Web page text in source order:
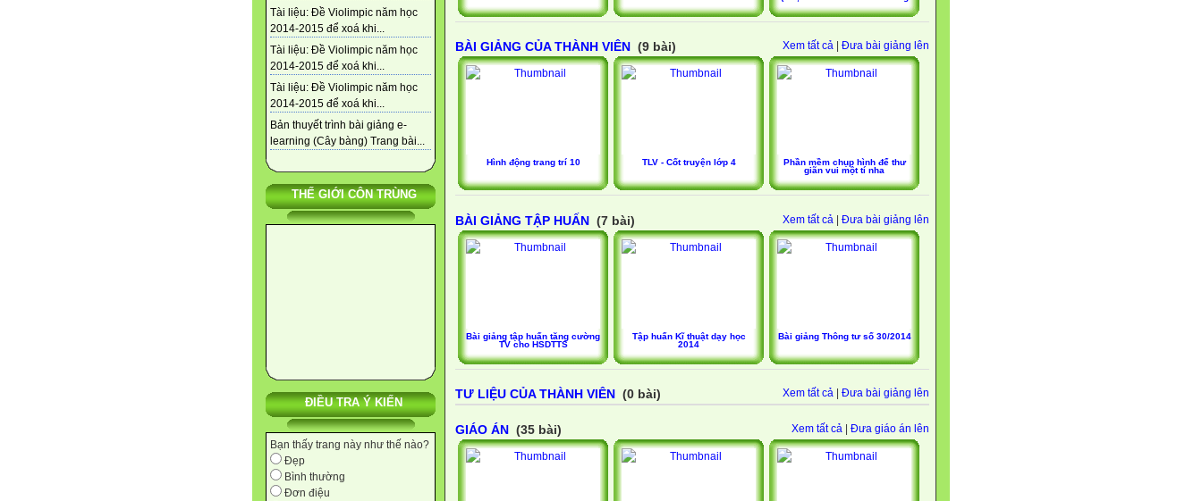
Tài liệu: Đề Violimpic năm học
2014-2015 để xoá khi...
Tài liệu: Đề Violimpic năm học
2014-2015 để xoá khi...
Tài liệu: Đề Violimpic năm học
2014-2015 để xoá khi...
Bản thuyết trình bài giảng e-
learning (Cây bàng) Trang bài...
THẾ GIỚI CÔN TRÙNG
ĐIỀU TRA Ý KIẾN
Bạn thấy trang này như thế nào?
Đẹp
Bình thường
Đơn điệu
Xem tất cả Đưa bài giảng lên
BÀI GIẢNG CỦA THÀNH VIÊN (9 bài)
Hình động trang trí 10 TLV - Cốt truyện lớp 4
Phần mềm chụp hình để thư
giãn vui một tí nha
Xem tất cả | Đưa bài giảng lên
BÀI GIẢNG TẬP HUẤN (7 bài)
Bài giảng tập huấn tăng cường
TV cho HSDTTS
Tập huấn Kĩ thuật dạy học
2014
Bài giảng Thông tư số 30/2014
Xem tất cả Đưa bài giảng lên
TƯ LIỆU CỦA THÀNH VIÊN (0 bài)
Xem tất cả Đưa giáo án lên
GIÁO ÁN (35 bài)